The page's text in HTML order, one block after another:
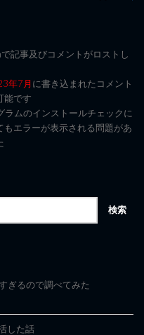
で記事及びコメントがロストし
年7月に書き込まれたコメント
能です
ムのインストールチェックに
エラーが表示される問題があ
ぎるので調べてみた
した話